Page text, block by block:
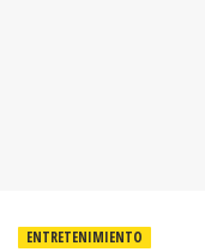
ENTRETENIMIENTO